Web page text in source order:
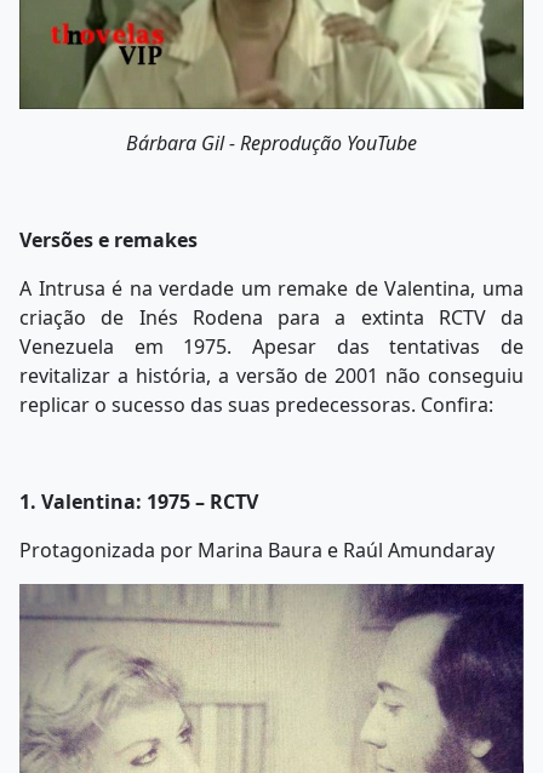
Bárbara Gil - Reprodução YouTube
Versões e remakes
A Intrusa é na verdade um remake de Valentina, uma
criação de Inés Rodena para a extinta RCTV da
Venezuela em 1975. Apesar das tentativas de
revitalizar a história, a versão de 2001 não conseguiu
replicar o sucesso das suas predecessoras. Confira:
1. Valentina: 1975 – RCTV
Protagonizada por Marina Baura e Raúl Amundaray